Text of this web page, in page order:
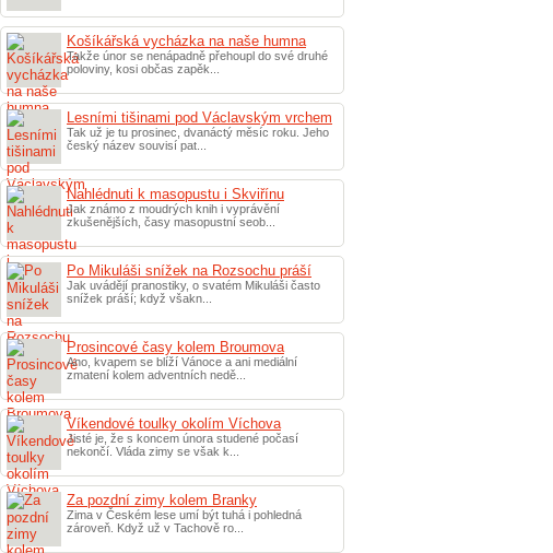
Košíkářská vycházka na naše humna
Takže únor se nenápadně přehoupl do své druhé
poloviny, kosi občas zapěk...
Lesními tišinami pod Václavským vrchem
Tak už je tu prosinec, dvanáctý měsíc roku. Jeho
český název souvisí pat...
Nahlédnuti k masopustu i Skviřínu
Jak známo z moudrých knih i vyprávění
zkušenějších, časy masopustní seob...
Po Mikuláši snížek na Rozsochu práší
Jak uvádějí pranostiky, o svatém Mikuláši často
snížek práší; když všakn...
Prosincové časy kolem Broumova
Ano, kvapem se blíží Vánoce a ani mediální
zmatení kolem adventních nedě...
Víkendové toulky okolím Víchova
Jisté je, že s koncem února studené počasí
nekončí. Vláda zimy se však k...
Za pozdní zimy kolem Branky
Zima v Českém lese umí být tuhá i pohledná
zároveň. Když už v Tachově ro...